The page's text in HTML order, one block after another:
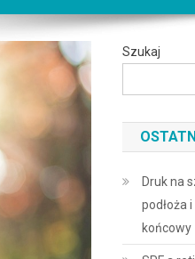
Szukaj
Druk na
podłoża
końcowy